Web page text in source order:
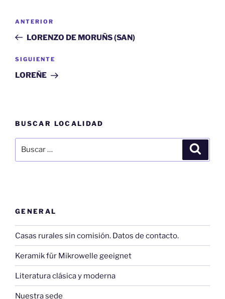
entradas
Entrada
anterior:
ANTERIOR
LORENZO DE MORUÑS (SAN)
Siguiente
entrada
SIGUIENTE
LOREÑE
BUSCAR LOCALIDAD
por:
GENERAL
Casas rurales sin comisión. Datos de contacto.
Keramik für Mikrowelle geeignet
Literatura clásica y moderna
Nuestra sede